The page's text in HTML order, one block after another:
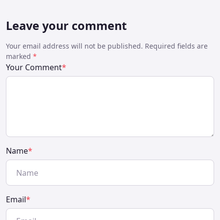
Leave your comment
Your email address will not be published. Required fields are
marked *
Your Comment*
Name*
Email*